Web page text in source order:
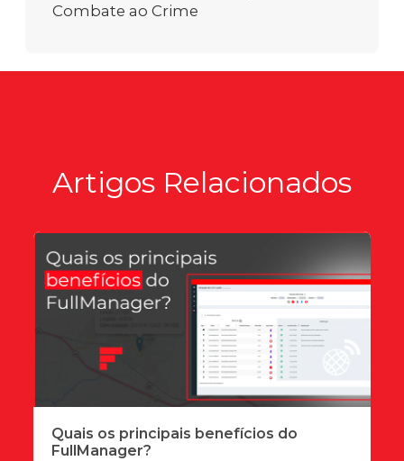
Combate ao Crime
Artigos Relacionados
Quais os principais benefícios do
FullManager?